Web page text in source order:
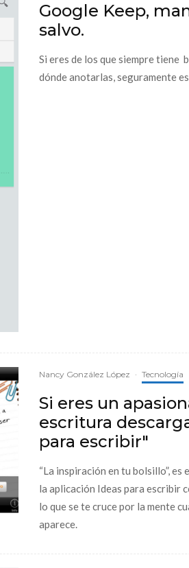
Google Keep,
salvo.
Si eres de los que siempre tiene
dónde anotarlas, seguramente
Nancy González López · Tecnología
Si eres un
escritura
para escribir"
“La inspiración en tu bolsillo”,
la aplicación Ideas para escribir
lo que se te cruce por la mente
aparece.